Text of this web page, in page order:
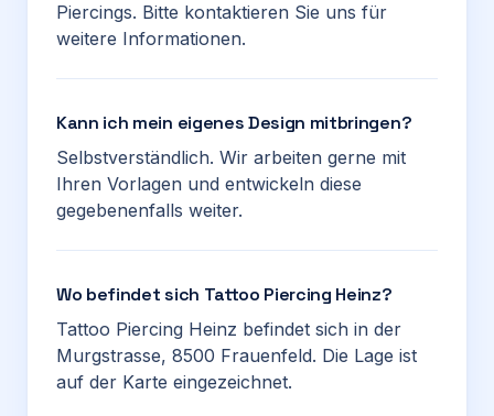
Piercings. Bitte kontaktieren Sie uns für
weitere Informationen.
Kann ich mein eigenes Design mitbringen?
Selbstverständlich. Wir arbeiten gerne mit
Ihren Vorlagen und entwickeln diese
gegebenenfalls weiter.
Wo befindet sich Tattoo Piercing Heinz?
Tattoo Piercing Heinz befindet sich in der
Murgstrasse, 8500 Frauenfeld. Die Lage ist
auf der Karte eingezeichnet.